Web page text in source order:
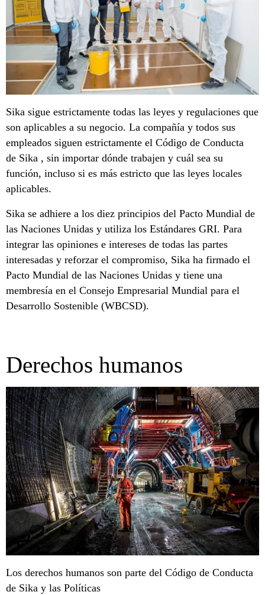
Sika sigue estrictamente todas las leyes y regulaciones que
son aplicables a su negocio. La compañía y todos sus
empleados siguen estrictamente el Código de Conducta
de Sika , sin importar dónde trabajen y cuál sea su
función, incluso si es más estricto que las leyes locales
aplicables.
Sika se adhiere a los diez principios del Pacto Mundial de
las Naciones Unidas y utiliza los Estándares GRI. Para
integrar las opiniones e intereses de todas las partes
interesadas y reforzar el compromiso, Sika ha firmado el
Pacto Mundial de las Naciones Unidas y tiene una
membresía en el Consejo Empresarial Mundial para el
Desarrollo Sostenible (WBCSD).
Derechos humanos
Los derechos humanos son parte del Código de Conducta
de Sika y las Políticas